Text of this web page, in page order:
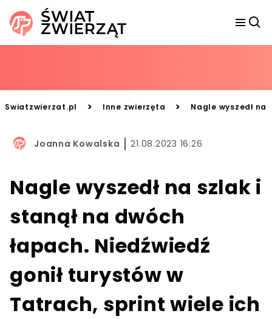
Swiatzwierzat.pl > Inne zwierzęta > Nagle wyszedł
Joanna Kowalska 21.08.2023 16:26
Nagle wyszedł na szlak i
stanął na dwóch
łapach. Niedźwiedź
gonił turystów w
Tatrach, sprint wiele ich